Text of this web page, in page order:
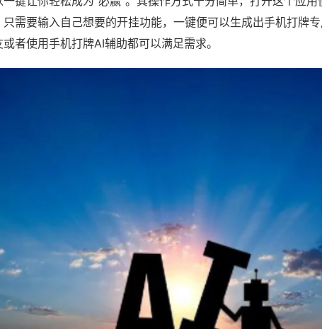
只需要输入自己想要的开挂功能，一键便可以生成出手机打牌
者使用手机打牌AI辅助都可以满足需求。